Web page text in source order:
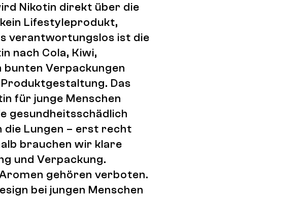
Nikotin direkt über die
Lifestyleprodukt,
verantwortungslos ist die
nach Cola, Kiwi,
bunten Verpackungen
Das
für junge Menschen
gesundheitsschädlich
Lungen – erst recht
brauchen wir klare
und Verpackung.
gehören verboten.
bei jungen Menschen